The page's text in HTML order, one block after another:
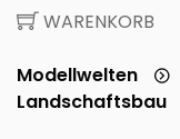
WARENKORB
Modellwelten
Landschaftsbau